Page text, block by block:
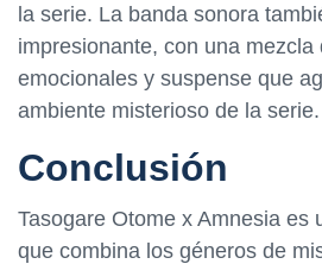
la serie. La banda sonora
impresionante, con una mezcla
emocionales y suspense que
ambiente misterioso de la serie.
Conclusión
Tasogare Otome x Amnesia es
que combina los géneros de